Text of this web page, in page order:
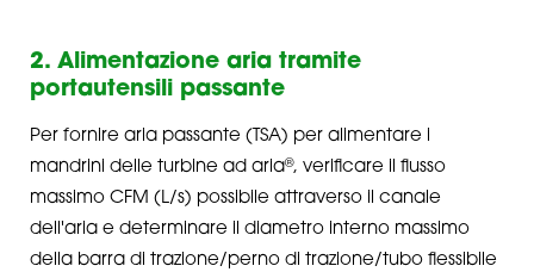
2. Alimentazione aria tramite
portautensili passante
Per fornire aria passante (TSA) per alimentare i
mandrini delle turbine ad aria®, verificare il flusso
massimo CFM (L/s) possibile attraverso il canale
dell'aria e determinare il diametro interno massimo
della barra di trazione/perno di trazione/tubo flessibile